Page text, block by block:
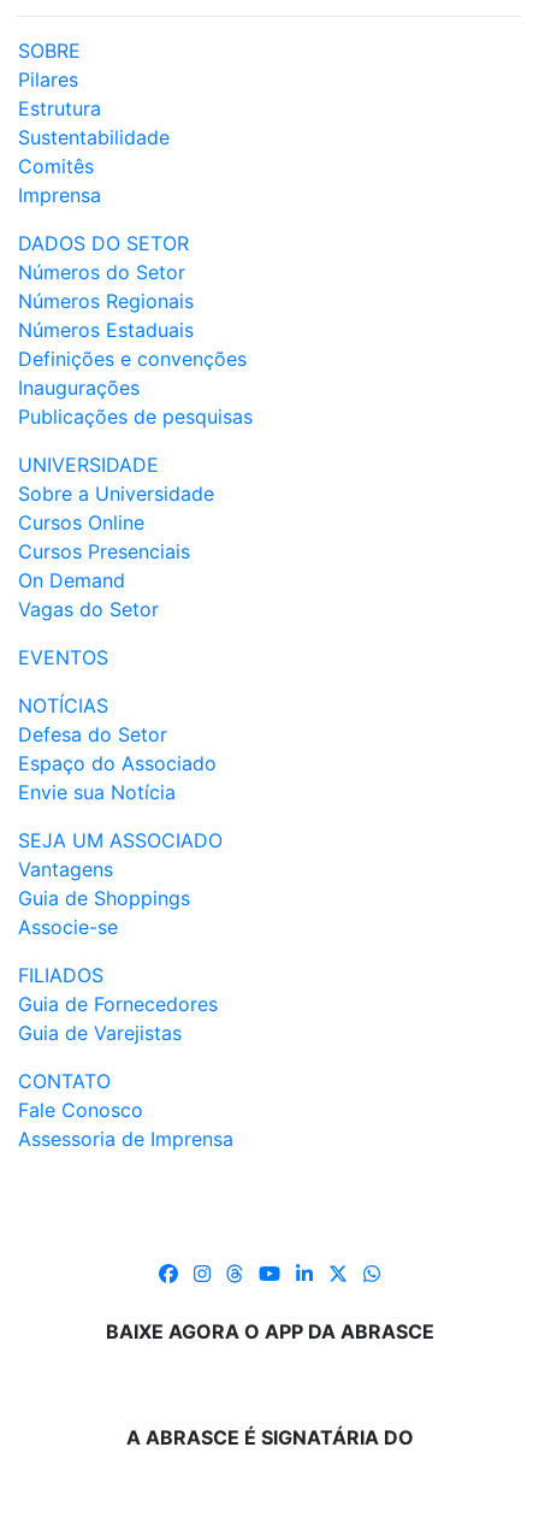
SOBRE
Pilares
Estrutura
Sustentabilidade
Comitês
Imprensa
DADOS DO SETOR
Números do Setor
Números Regionais
Números Estaduais
Definições e convenções
Inaugurações
Publicações de pesquisas
UNIVERSIDADE
Sobre a Universidade
Cursos Online
Cursos Presenciais
On Demand
Vagas do Setor
EVENTOS
NOTÍCIAS
Defesa do Setor
Espaço do Associado
Envie sua Notícia
SEJA UM ASSOCIADO
Vantagens
Guia de Shoppings
Associe-se
FILIADOS
Guia de Fornecedores
Guia de Varejistas
CONTATO
Fale Conosco
Assessoria de Imprensa
BAIXE AGORA O APP DA ABRASCE
A ABRASCE É SIGNATÁRIA DO